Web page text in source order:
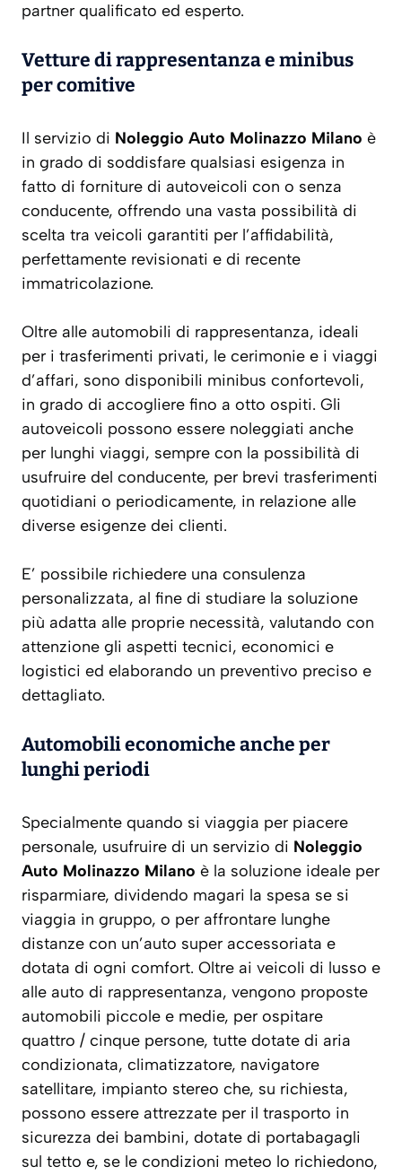
partner qualificato ed esperto.
Vetture di rappresentanza e minibus
per comitive
Il servizio di Noleggio Auto Molinazzo Milano è
in grado di soddisfare qualsiasi esigenza in
fatto di forniture di autoveicoli con o senza
conducente, offrendo una vasta possibilità di
scelta tra veicoli garantiti per l’affidabilità,
perfettamente revisionati e di recente
immatricolazione.
Oltre alle automobili di rappresentanza, ideali
per i trasferimenti privati, le cerimonie e i viaggi
d’affari, sono disponibili minibus confortevoli,
in grado di accogliere fino a otto ospiti. Gli
autoveicoli possono essere noleggiati anche
per lunghi viaggi, sempre con la possibilità di
usufruire del conducente, per brevi trasferimenti
quotidiani o periodicamente, in relazione alle
diverse esigenze dei clienti.
E’ possibile richiedere una consulenza
personalizzata, al fine di studiare la soluzione
più adatta alle proprie necessità, valutando con
attenzione gli aspetti tecnici, economici e
logistici ed elaborando un preventivo preciso e
dettagliato.
Automobili economiche anche per
lunghi periodi
Specialmente quando si viaggia per piacere
personale, usufruire di un servizio di Noleggio
Auto Molinazzo Milano è la soluzione ideale per
risparmiare, dividendo magari la spesa se si
viaggia in gruppo, o per affrontare lunghe
distanze con un’auto super accessoriata e
dotata di ogni comfort. Oltre ai veicoli di lusso e
alle auto di rappresentanza, vengono proposte
automobili piccole e medie, per ospitare
quattro / cinque persone, tutte dotate di aria
condizionata, climatizzatore, navigatore
satellitare, impianto stereo che, su richiesta,
possono essere attrezzate per il trasporto in
sicurezza dei bambini, dotate di portabagagli
sul tetto e, se le condizioni meteo lo richiedono,